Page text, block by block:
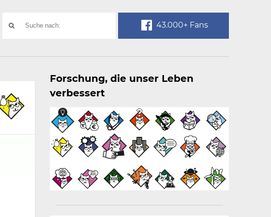
SUCHE
43.000+ Fans
Forschung, die unser Leben
verbessert